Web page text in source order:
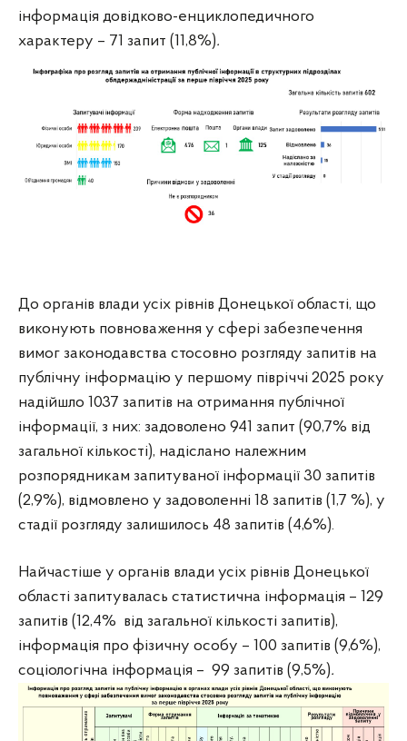
інформація довідково-енциклопедичного
характеру – 71 запит (11,8%).
До органів влади усіх рівнів Донецької області, що
виконують повноваження у сфері забезпечення
вимог законодавства стосовно розгляду запитів на
публічну інформацію у першому півріччі 2025 року
надійшло 1037 запитів на отримання публічної
інформації, з них: задоволено 941 запит (90,7% від
загальної кількості), надіслано належним
розпорядникам запитуваної інформації 30 запитів
(2,9%), відмовлено у задоволенні 18 запитів (1,7 %), у
стадії розгляду залишилось 48 запитів (4,6%).
Найчастіше у органів влади усіх рівнів Донецької
області запитувалась статистична інформація – 129
запитів (12,4% від загальної кількості запитів),
інформація про фізичну особу – 100 запитів (9,6%),
соціологічна інформація – 99 запитів (9,5%).